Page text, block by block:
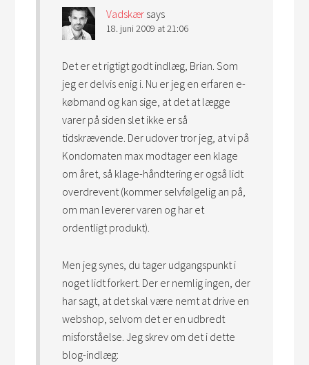
Vadskær says
18. juni 2009 at 21:06
Det er et rigtigt godt indlæg, Brian. Som
jeg er delvis enig i. Nu er jeg en erfaren e-
købmand og kan sige, at det at lægge
varer på siden slet ikke er så
tidskrævende. Der udover tror jeg, at vi på
Kondomaten max modtager een klage
om året, så klage-håndtering er også lidt
overdrevent (kommer selvfølgelig an på,
om man leverer varen og har et
ordentligt produkt).
Men jeg synes, du tager udgangspunkt i
noget lidt forkert. Der er nemlig ingen, der
har sagt, at det skal være nemt at drive en
webshop, selvom det er en udbredt
misforståelse. Jeg skrev om det i dette
blog-indlæg: